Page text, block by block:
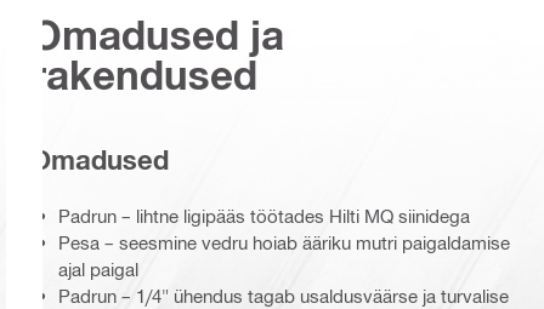
Omadused ja
rakendused
Omadused
Padrun – lihtne ligipääs töötades Hilti MQ siinidega
Pesa – seesmine vedru hoiab ääriku mutri paigaldamise
ajal paigal
Padrun – 1/4" ühendus tagab usaldusväärse ja turvalise